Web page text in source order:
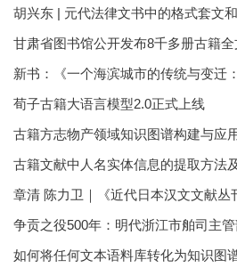
胡兴东 | 元代法律文书中的格式套文
甘肃省图书馆公开发布8千多册古籍
新书：《一个海滨城市的传统与变迁
荀子古籍大语言模型2.0正式上线
古籍方志物产领域知识图谱构建与应
古籍文献中人名实体信息的提取方法
章清 陈力卫｜《近代日本汉文文献丛
争贡之役500年：明代浙江市舶司主
如何将任何文本语料库转化为知识图